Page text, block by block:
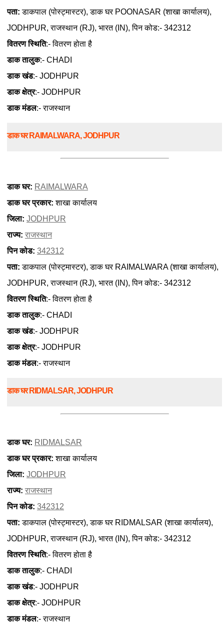
पता: डाकपाल (पोस्ट्मास्टर), डाक घर POONASAR (शाखा कार्यालय),
JODHPUR, राजस्थान (RJ), भारत (IN), पिन कोड:- 342312
वितरण स्थिति:- वितरण होता है
डाक तालुक:- CHADI
डाक खंड:- JODHPUR
डाक क्षेत्र:- JODHPUR
डाक मंडल:- राजस्थान
डाक घर RAIMALWARA, JODHPUR
डाक घर: RAIMALWARA
डाक घर प्रकार: शाखा कार्यालय
जिला: JODHPUR
राज्य: राजस्थान
पिन कोड: 342312
पता: डाकपाल (पोस्ट्मास्टर), डाक घर RAIMALWARA (शाखा कार्यालय),
JODHPUR, राजस्थान (RJ), भारत (IN), पिन कोड:- 342312
वितरण स्थिति:- वितरण होता है
डाक तालुक:- CHADI
डाक खंड:- JODHPUR
डाक क्षेत्र:- JODHPUR
डाक मंडल:- राजस्थान
डाक घर RIDMALSAR, JODHPUR
डाक घर: RIDMALSAR
डाक घर प्रकार: शाखा कार्यालय
जिला: JODHPUR
राज्य: राजस्थान
पिन कोड: 342312
पता: डाकपाल (पोस्ट्मास्टर), डाक घर RIDMALSAR (शाखा कार्यालय),
JODHPUR, राजस्थान (RJ), भारत (IN), पिन कोड:- 342312
वितरण स्थिति:- वितरण होता है
डाक तालुक:- CHADI
डाक खंड:- JODHPUR
डाक क्षेत्र:- JODHPUR
डाक मंडल:- राजस्थान